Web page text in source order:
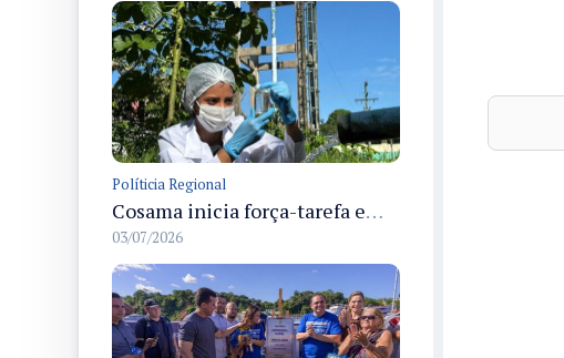
Políticia Regional
Cosama inicia força-tarefa em Anamã para fortalecer abastecimento de água e segurança hídrica da população
03/07/2026